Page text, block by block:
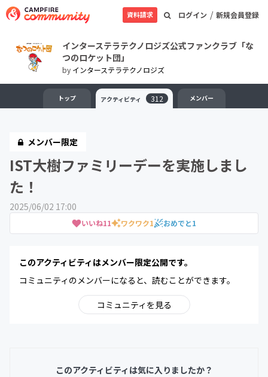
ログイン / 新規会員登録
資料請求
インターステラテクノロジズ公式ファンクラブ「な
つのロケット団」
by インターステラテクノロジズ
トップ アクティビティ 312 メンバー
メンバー限定
IST大樹ファミリーデーを実施しまし
た！
2025/06/02 17:00
いいね11 ワクワク1 おめでと1
このアクティビティはメンバー限定公開です。
コミュニティのメンバーになると、読むことができます。
コミュニティを見る
このアクティビティは気に入りましたか？